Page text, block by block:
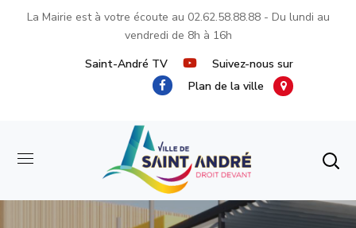
La Mairie est à votre écoute au 02.62.58.88.88- Du lundi au
vendredi de 8h à 16h
Saint-André TV
Suivez-nous sur
Plan de la ville